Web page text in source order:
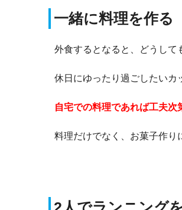
一緒に料理を作る
外食するとなると、どうして
休日にゆったり過ごしたいカ
自宅での料理であれば工夫
料理だけでなく、お菓子作り